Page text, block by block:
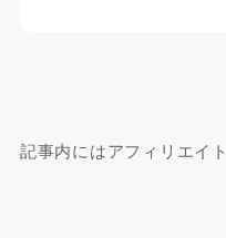
記事内にはアフィリエイ